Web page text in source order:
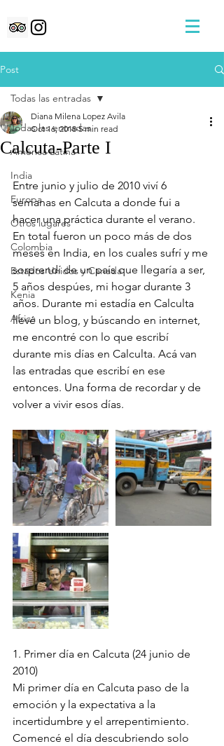
Post
Todas las entradas
América Latina
India
Europa
Otros lugares
Colombia
Estados Unidos y Canada
Kenia
Africa
Todas las entradas
Calcuta-Parte I
Diana Milena Lopez Avila
Oct 16, 2018 5 min read
Entre junio y julio de 2010 viví 6
semanas en Calcuta a donde fui a
hacer una práctica durante el verano.
En total fueron un poco más de dos
meses en India, en los cuales sufrí y me
sorprendí de un país que llegaría a ser,
5 años despúes, mi hogar durante 3
años. Durante mi estadía en Calculta
llevé un blog, y búscando en internet,
me encontré con lo que escribí
durante mis días en Calculta. Acá van
las entradas que escribí en ese
entonces. Una forma de recordar y de
volver a vivir esos días.
1. Primer día en Calcuta (24 junio de
2010)
Mi primer día en Calcuta paso de la
emoción y la expectativa a la
incertidumbre y el arrepentimiento.
Comencé el día descubriendo solo